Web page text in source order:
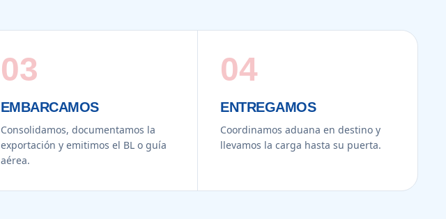
03
EMBARCAMOS
Consolidamos, documentamos la
exportación y emitimos el BL o guía
aérea.
04
ENTREGAMOS
Coordinamos aduana en destino y
llevamos la carga hasta su puerta.